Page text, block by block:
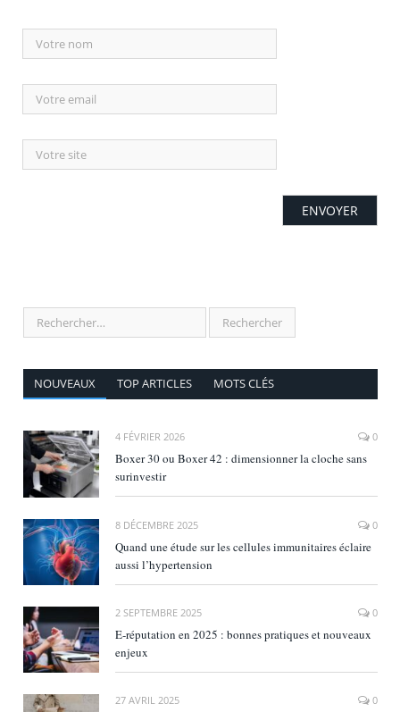
NOUVEAUX TOP ARTICLES MOTS CLÉS
4 FÉVRIER 2026 0
Boxer 30 ou Boxer 42 : dimensionner la cloche sans
surinvestir
8 DÉCEMBRE 2025 0
Quand une étude sur les cellules immunitaires éclaire
aussi l’hypertension
2 SEPTEMBRE 2025 0
E‑réputation en 2025 : bonnes pratiques et nouveaux
enjeux
27 AVRIL 2025 0